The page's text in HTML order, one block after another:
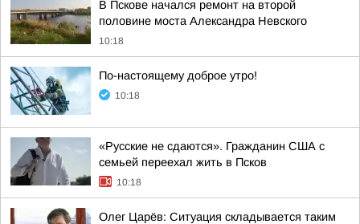
В Пскове начался ремонт на второй
половине моста Александра Невского
10:18
По-настоящему доброе утро!
10:18
«Русские не сдаются». Гражданин США с
семьей переехал жить в Псков
10:18
Олег Царёв: Ситуация складывается таким